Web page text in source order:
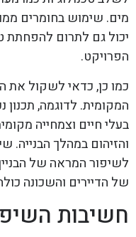
מים. שימוש בחומרים
יכול גם לתרום להפחתת
הפרויקט.
כמו כן, כדאי לשקול
המקומית. לדוגמה, תכנון
בעלי חיים וצמחייה
והזיהום במהלך הבנייה.
לשיפור המראה של
של הדיירים והשכונה
חשיבות